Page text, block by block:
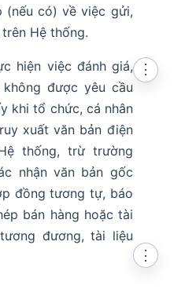
(nếu có) về việc gửi,
Hệ thống.
hiện việc đánh giá,
được yêu cầu
khi tổ chức, cá nhân
xuất văn bản điện
thống, trừ trường
nhận văn bản gốc
đồng tương tự, báo
bán hàng hoặc tài
đương, tài liệu
⋮
⋮